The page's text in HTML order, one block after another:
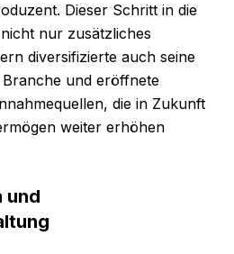
Dieser Schritt in die
nur zusätzliches
diversifizierte auch seine
Branche und eröffnete
die in Zukunft
weiter erhöhen
und